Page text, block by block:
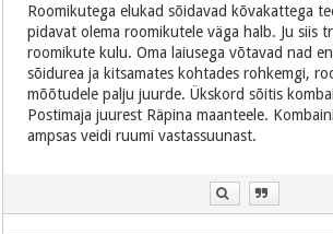
Roomikutega elukad sõidavad kõvakattega
pidavat olema roomikutele väga halb. Ju siis
roomikute kulu. Oma laiusega võtavad nad
sõidurea ja kitsamates kohtades rohkemgi,
mõõtudele palju juurde. Ükskord sõitis
Postimaja juurest Räpina maanteele.
ampsas veidi ruumi vastassuunast.